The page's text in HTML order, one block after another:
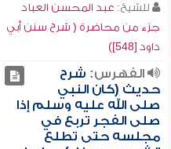
للشيخ: عبد المحسن العباد
جزء من محاضرة ( شرح سنن أبي
داود [548])
الفهرس: شرح
حديث (كان النبي
صلى الله عليه وسلم إذا
صلى الفجر تربع في
مجلسه حتى تطلع